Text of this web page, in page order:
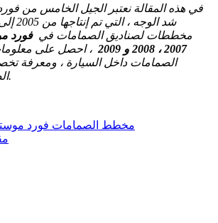
في هذه المقالة نعتبر الجيل الخامس من
مخططات لصناديق الصمامات في
2007 ، 2008 و 2009
، احصل على
الصمامات داخل السيارة ، ومعرفة
الصمامات) والمرحلات.
مخطط الصمامات فورد موستانج 2005-